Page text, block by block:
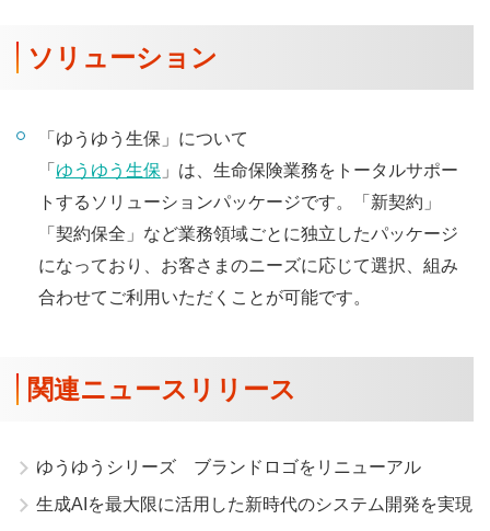
ソリューション
「ゆうゆう生保」について
「 ゆうゆう生保 」は、生命保険業務をトータルサポー
トするソリューションパッケージです。「新契約」
「契約保全」など業務領域ごとに独立したパッケージ
になっており、お客さまのニーズに応じて選択、組み
合わせてご利用いただくことが可能です。
関連ニュースリリース
ゆうゆうシリーズ ブランドロゴをリニューアル
生成AIを最大限に活用した新時代のシステム開発を実現